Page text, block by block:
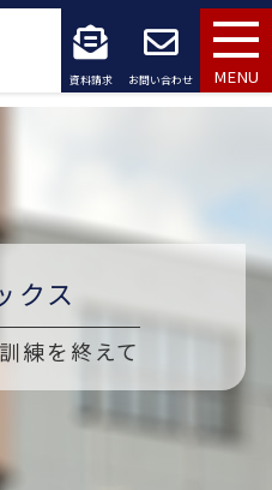
資料請求 お問い合わせ MENU
クス
練を終えて